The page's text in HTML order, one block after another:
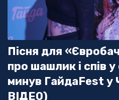
Пісня для
про шашлик і спів
минув ГайдаFest
ВІДЕО)